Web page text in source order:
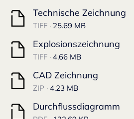
Technische Zeichnung
TIFF · 25.69 MB
Explosionszeichnung
TIFF · 4.66 MB
CAD Zeichnung
ZIP · 4.23 MB
Durchflussdiagramm